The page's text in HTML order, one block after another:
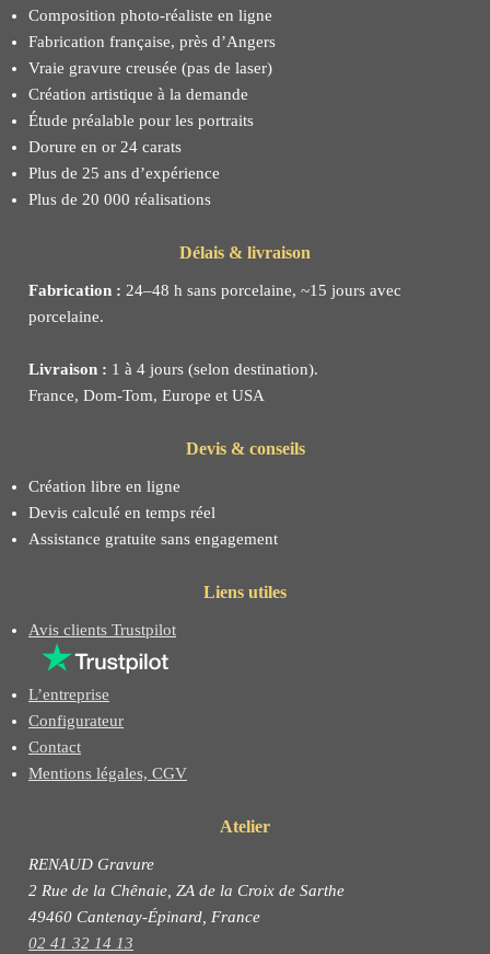
Composition photo-réaliste en ligne
Fabrication française, près d’Angers
Vraie gravure creusée (pas de laser)
Création artistique à la demande
Étude préalable pour les portraits
Dorure en or 24 carats
Plus de 25 ans d’expérience
Plus de 20 000 réalisations
Délais & livraison
Fabrication : 24–48 h sans porcelaine, ~15 jours avec
porcelaine.
Livraison : 1 à 4 jours (selon destination).
France, Dom-Tom, Europe et USA
Devis & conseils
Création libre en ligne
Devis calculé en temps réel
Assistance gratuite sans engagement
Liens utiles
Avis clients Trustpilot
L’entreprise
Configurateur
Contact
Mentions légales, CGV
Atelier
RENAUD Gravure
2 Rue de la Chênaie, ZA de la Croix de Sarthe
49460 Cantenay-Épinard, France
02 41 32 14 13